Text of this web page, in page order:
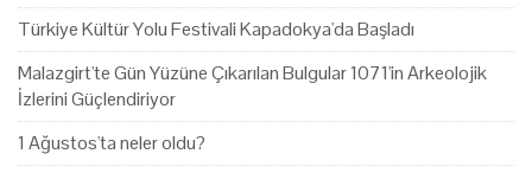
Türkiye Kültür Yolu Festivali Kapadokya'da Başladı
Malazgirt'te Gün Yüzüne Çıkarılan Bulgular 1071'in Arkeolojik
İzlerini Güçlendiriyor
1 Ağustos'ta neler oldu?